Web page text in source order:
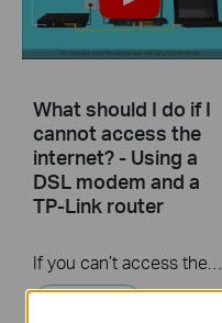
What should I do if I
cannot access the
internet? - Using a
DSL modem and a
TP-Link router
If you can’t access the internet using a DSL modem and TP-Link router, this video can help you solve the problem.